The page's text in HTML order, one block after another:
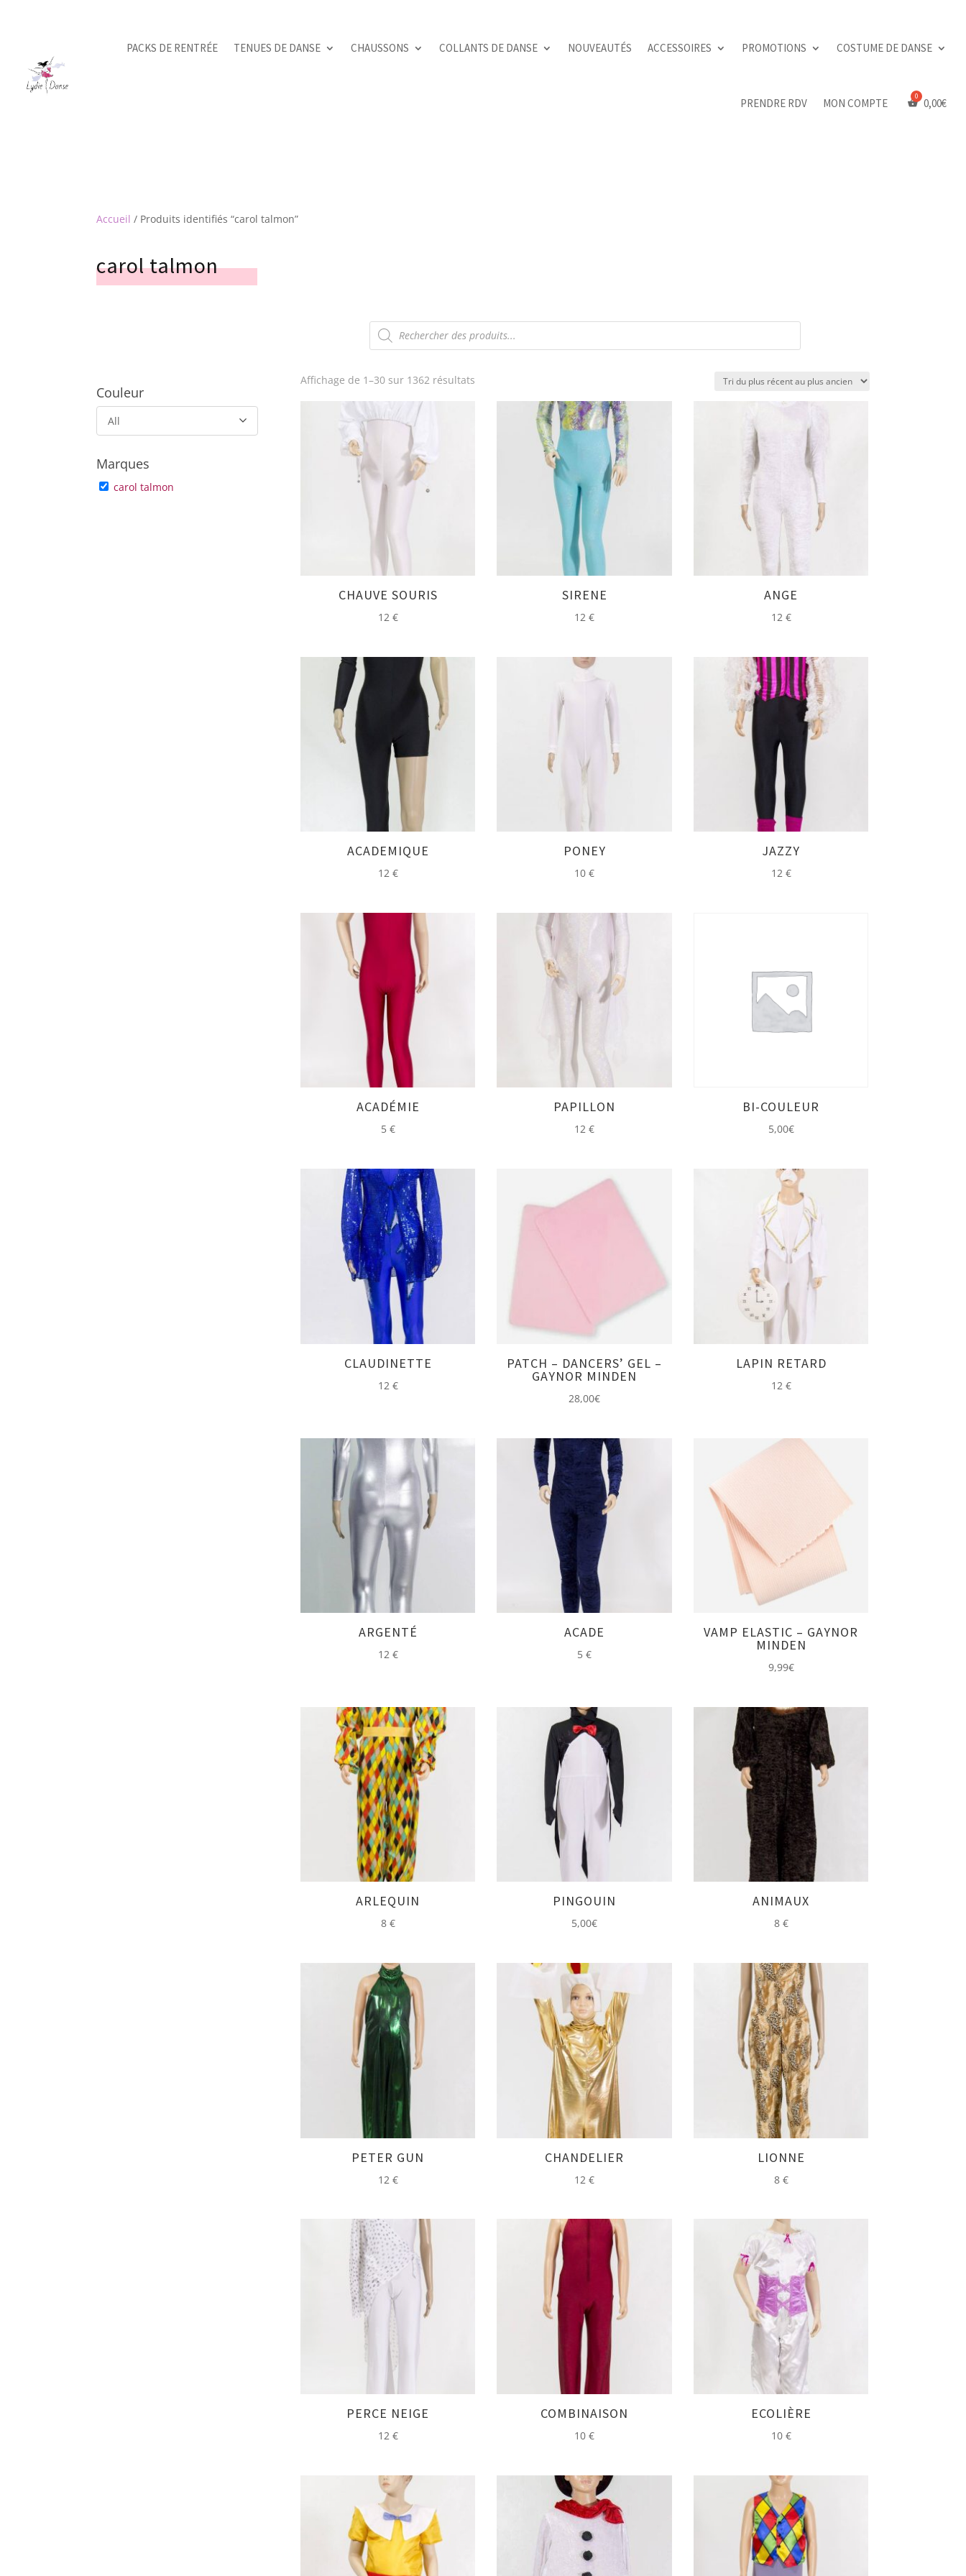
PACKS DE RENTRÉE TENUES DE DANSE CHAUSSONS COLLANTS DE DANSE NOUVEAUTÉS ACCESSOIRES PROMOTIONS COSTUME DE DANSE
PRENDRE RDV MON COMPTE 0,00€
Accueil / Produits identifiés “carol talmon”
carol talmon
Couleur
All
Marques
carol talmon
Recherche
de
produits
Affichage de 1–30 sur 1362 résultatsTrié
CHAUVE SOURIS
12 €
SIRENE
12€
ANGE
12 €
ACADEMIQUE
12 €
PONEY
10€
JAZZY
12 €
ACADÉMIE
5 €
PAPILLON
12€
BI-COULEUR
5,00€
CLAUDINETTE
12 €
PATCH – DANCERS’ GEL –
GAYNOR MINDEN
28,00€
LAPIN RETARD
12 €
ARGENTÉ
12 €
ACADE
5€
VAMP ELASTIC – GAYNOR
MINDEN
9,99€
ARLEQUIN
8 €
PINGOUIN
5,00€
ANIMAUX
8 €
PETER GUN
12 €
CHANDELIER
12€
LIONNE
8 €
PERCE NEIGE
12 €
COMBINAISON
10€
ECOLIÈRE
10 €